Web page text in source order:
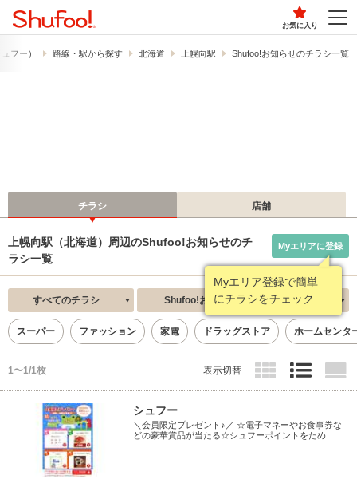
お気に入り
フー） 路線・駅から探す 北海道 上幌向駅 Shufoo!お知らせのチラシ一覧
チラシ 店舗
上幌向駅（北海道）周辺のShufoo!お知らせのチ
ラシ一覧
Myエリア登録で簡単
にチラシをチェック
Myエリアに登録
すべてのチラシ Shufoo!お知らせ 新着順
スーパー ファッション 家電 ドラッグストア ホームセンタ
1〜1/1枚 表示切替
シュフー
＼会員限定プレゼント♪／ ☆電子マネーやお食事券な
どの豪華賞品が当たる☆シュフーポイントをため...